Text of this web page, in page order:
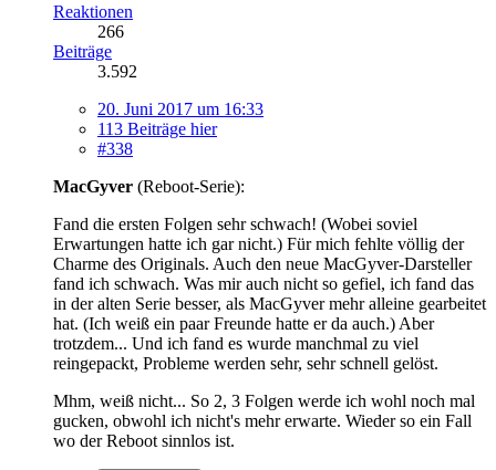
Reaktionen
266
Beiträge
3.592
20. Juni 2017 um 16:33
113 Beiträge hier
#338
MacGyver (Reboot-Serie):
Fand die ersten Folgen sehr schwach! (Wobei soviel
Erwartungen hatte ich gar nicht.) Für mich fehlte völlig der
Charme des Originals. Auch den neue MacGyver-Darsteller
fand ich schwach. Was mir auch nicht so gefiel, ich fand das
in der alten Serie besser, als MacGyver mehr alleine gearbeitet
hat. (Ich weiß ein paar Freunde hatte er da auch.) Aber
trotzdem... Und ich fand es wurde manchmal zu viel
reingepackt, Probleme werden sehr, sehr schnell gelöst.
Mhm, weiß nicht... So 2, 3 Folgen werde ich wohl noch mal
gucken, obwohl ich nicht's mehr erwarte. Wieder so ein Fall
wo der Reboot sinnlos ist.